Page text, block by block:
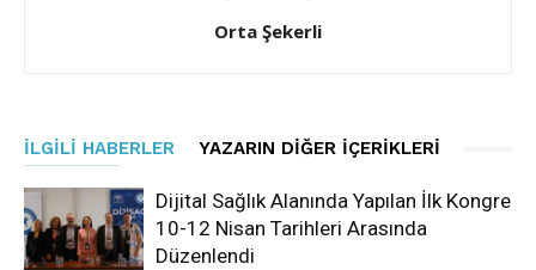
Orta Şekerli
İLGILI HABERLER YAZARIN DIĞER İÇERIKLERI
Dijital Sağlık Alanında Yapılan İlk Kongre
10-12 Nisan Tarihleri Arasında
Düzenlendi